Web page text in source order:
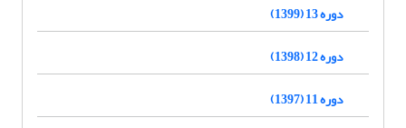
دوره 13 (1399)
دوره 12 (1398)
دوره 11 (1397)